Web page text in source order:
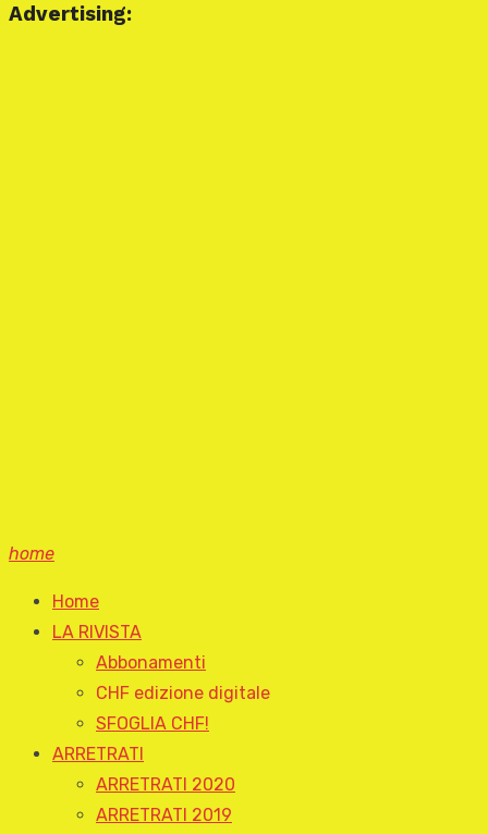
Advertising:
home
Home
LA RIVISTA
Abbonamenti
CHF edizione digitale
SFOGLIA CHF!
ARRETRATI
ARRETRATI 2020
ARRETRATI 2019